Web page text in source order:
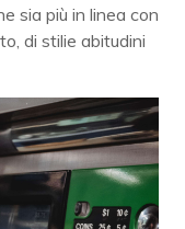
sia più in linea con
di stilie abitudini